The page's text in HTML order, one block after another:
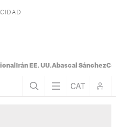
Irán EE. UU.Abascal Sánchez